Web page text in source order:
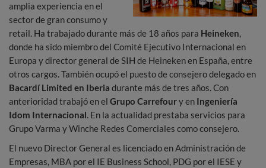
amplia experiencia en el
sector de gran consumo y
retail. Ha trabajado durante más de 18 años para Heineken,
donde ha sido miembro del Comité Ejecutivo Internacional en
Europa y director general de SIH de Heineken en España, entre
otros cargos. También ocupó el puesto de consejero delegado en
Bacardí Limited en Iberia durante más de tres años. Con
anterioridad trabajó en el Grupo Carrefoury en Ingeniería
Idom Internacional. En la actualidad prestaba servicios para
Grupo Varma y Winche Redes Comerciales como consejero.
El nuevo Director General es licenciado en Administración de
Empresas, MBA por el IE Business School, PDG por el IESE y